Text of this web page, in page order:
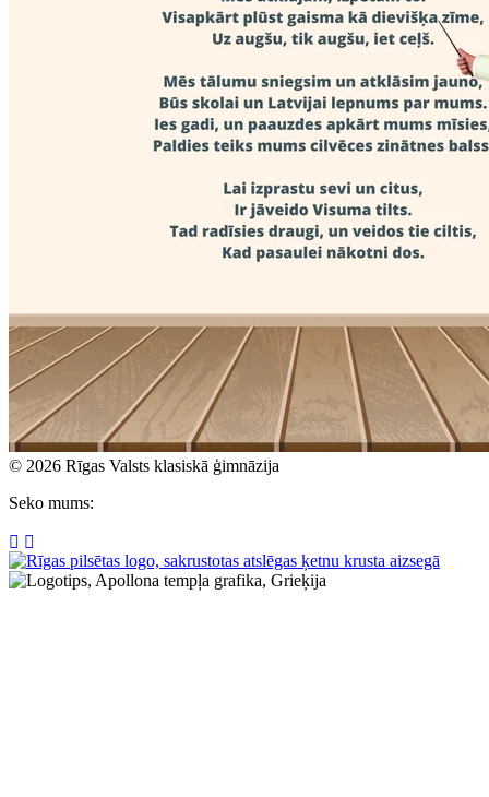
© 2026 Rīgas Valsts klasiskā ģimnāzija
Seko mums: